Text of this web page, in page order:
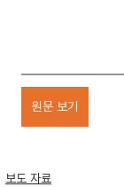
원문 보기
보도 자료